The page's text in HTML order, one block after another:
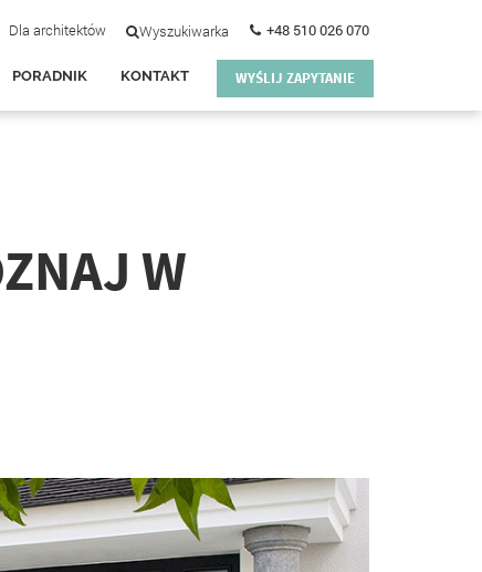
Dla architektów Wyszukiwarka +48 510 026 070
PORADNIK KONTAKT WYŚLIJ ZAPYTANIE
W